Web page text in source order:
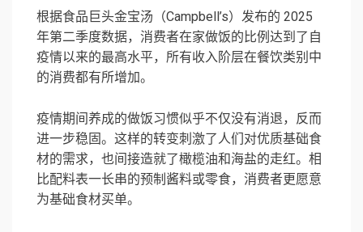
根据食品巨头金宝汤（Campbell’s）发布的 2025
年第二季度数据，消费者在家做饭的比例达到了自
疫情以来的最高水平，所有收入阶层在餐饮类别中
的消费都有所增加。
疫情期间养成的做饭习惯似乎不仅没有消退，反而
进一步稳固。这样的转变刺激了人们对优质基础食
材的需求，也间接造就了橄榄油和海盐的走红。相
比配料表一长串的预制酱料或零食，消费者更愿意
为基础食材买单。